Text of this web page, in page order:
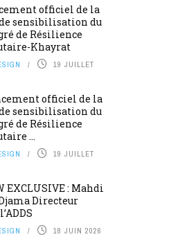
officiel de la
sensibilisation du
de Résilience
Khayrat
19 JUILLET
officiel de la
sensibilisation du
de Résilience
...
19 JUILLET
EXCLUSIVE : Mahdi
Directeur
18 JUIN 2026